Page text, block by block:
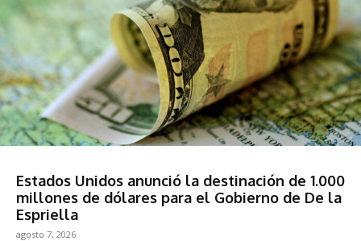
Estados Unidos anunció la destinación de 1.000
millones de dólares para el Gobierno de De la
Espriella
agosto 7, 2026